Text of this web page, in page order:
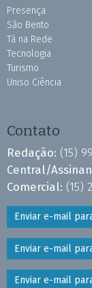
Presença
São Bento
Tá na Rede
Tecnologia
Turismo
Uniso Ciência
Contato
Redação: (15)
Central/
Comercial: (15)
Enviar e-mail
Enviar e-mail
Enviar e-mail